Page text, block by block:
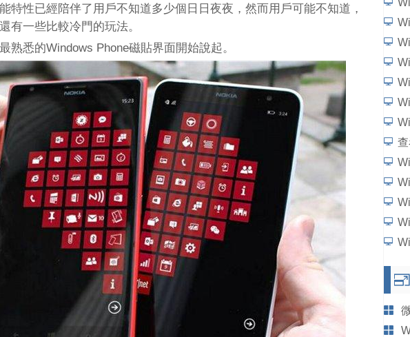
特性已經陪伴了用戶不知道多少個日日夜夜，然而用戶可能不知道，
有一些比較冷門的玩法。
熟悉的Windows Phone磁貼界面開始說起。